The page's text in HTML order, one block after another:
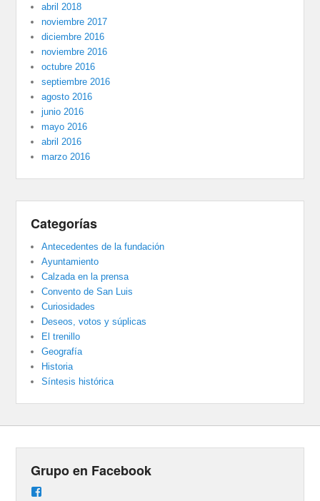
abril 2018
noviembre 2017
diciembre 2016
noviembre 2016
octubre 2016
septiembre 2016
agosto 2016
junio 2016
mayo 2016
abril 2016
marzo 2016
Categorías
Antecedentes de la fundación
Ayuntamiento
Calzada en la prensa
Convento de San Luis
Curiosidades
Deseos, votos y súplicas
El trenillo
Geografía
Historia
Síntesis histórica
Grupo en Facebook